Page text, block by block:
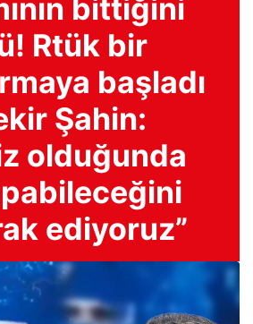
bittiğini
Rtük bir
başladı
Şahin:
olduğunda
ediyoruz”